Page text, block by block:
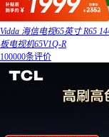
Vidda 海信电视65英寸 R65
板电视机65V1Q-R
100000条评价